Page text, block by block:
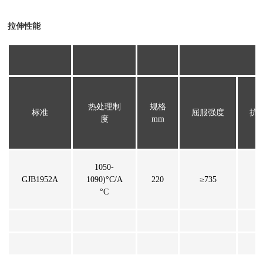
拉伸性能
标准
热处理制
度
规格
mm
屈服强度 抗
GJB1952A
1050-
1090)°C/A
°C
220 ≥735